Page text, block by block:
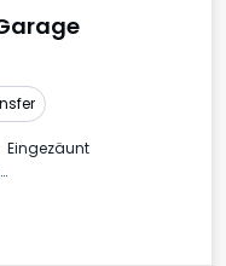
Eingezäunt